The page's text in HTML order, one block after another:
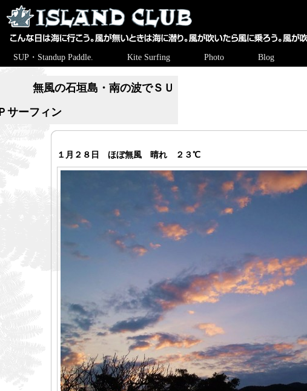
SUP・Standup Paddle. Kite Surfing Photo Blog
無風の石垣島・南の波でＳＵ
Ｐサーフィン
１月２８日 ほぼ無風 晴れ ２３℃